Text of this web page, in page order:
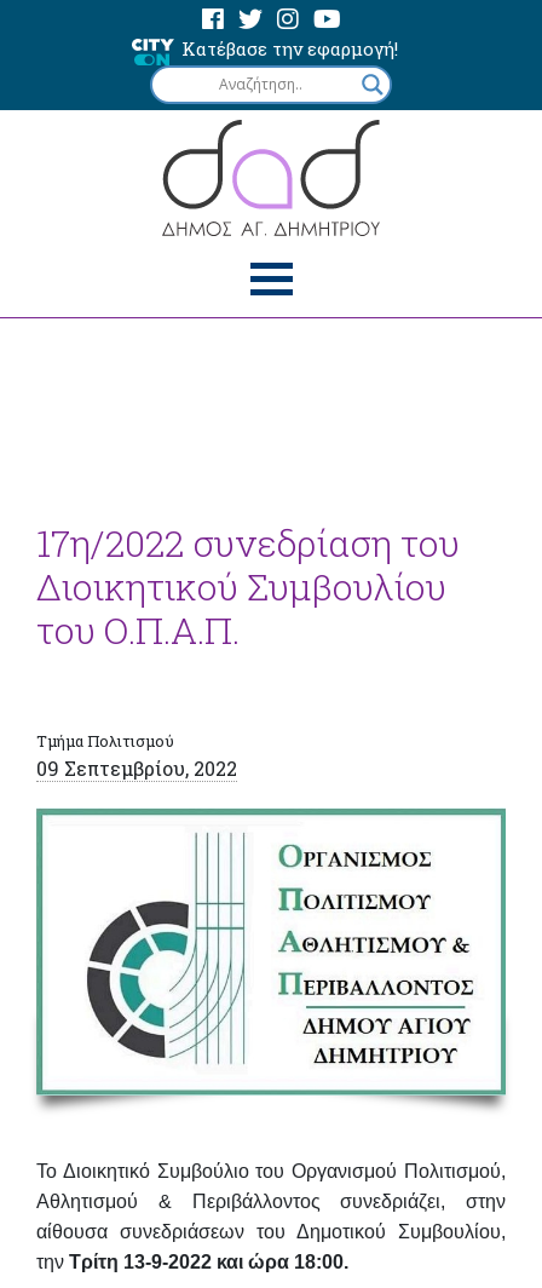
Κατέβασε την εφαρμογή!
17η/2022 συνεδρίαση του
Διοικητικού Συμβουλίου
του Ο.Π.Α.Π.
Τμήμα Πολιτισμού
09 Σεπτεμβρίου, 2022
Το Διοικητικό Συμβούλιο του Οργανισμού Πολιτισμού,
Αθλητισμού & Περιβάλλοντος συνεδριάζει, στην
αίθουσα συνεδριάσεων του Δημοτικού Συμβουλίου,
την Τρίτη 13-9-2022 και ώρα 18:00.